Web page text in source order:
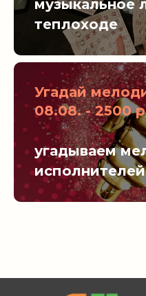
музыкальное
теплоходе
Угадай
08.08. - 2500 р
угадываем
исполнителей